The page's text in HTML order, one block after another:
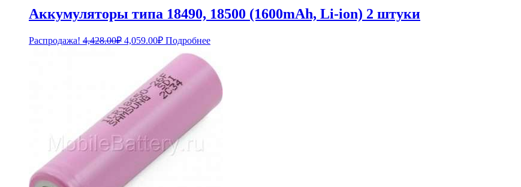
Аккумуляторы типа 18490, 18500 (1600mAh, Li-ion) 2 штуки
Распродажа! 4,428.00₽ Первоначальная
4,428.00₽.
4,059.00₽Текущая
4,059.00₽.
Подробнее